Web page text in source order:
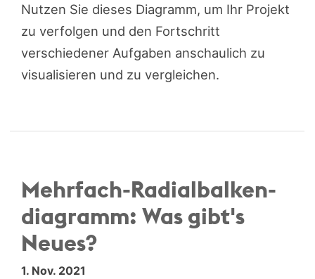
Nutzen Sie dieses Diagramm, um Ihr Projekt
zu verfolgen und den Fortschritt
verschiedener Aufgaben anschaulich zu
visualisieren und zu vergleichen.
Mehrfach-Radialbalken­
diagramm: Was gibt's
Neues?
1. Nov. 2021